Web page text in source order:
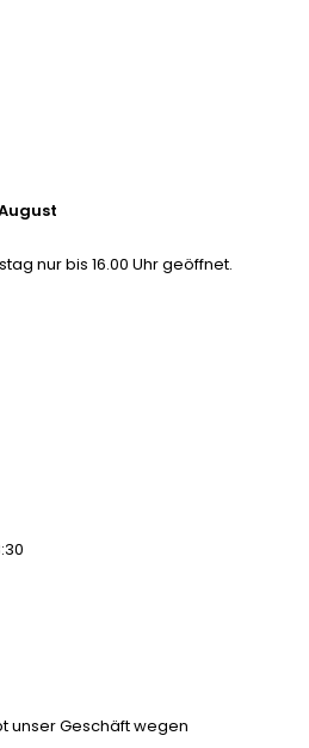
nur bis 16.00 Uhr geöffnet.
unser Geschäft wegen